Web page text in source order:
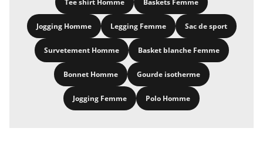
Tee shirt Homme Baskets Femme
Jogging Homme Legging Femme Sac de sport
Survetement Homme Basket blanche Femme
Bonnet Homme Gourde isotherme
Jogging Femme Polo Homme